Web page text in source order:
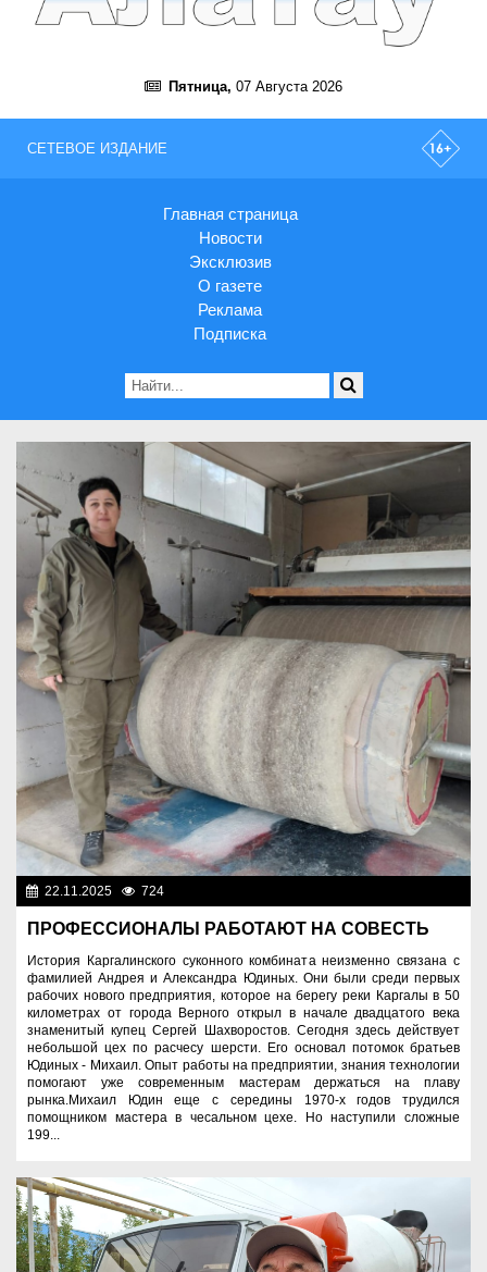
Пятница, 07 Августа 2026
СЕТЕВОЕ ИЗДАНИЕ
Главная страница
Новости
Эксклюзив
О газете
Реклама
Подписка
22.11.2025 724
ПРОФЕССИОНАЛЫ РАБОТАЮТ НА СОВЕСТЬ
История Каргалинского суконного комбината неизменно связана с
фамилией Андрея и Александра Юдиных. Они были среди первых
рабочих нового предприятия, которое на берегу реки Каргалы в 50
километрах от города Верного открыл в начале двадцатого века
знаменитый купец Сергей Шахворостов. Сегодня здесь действует
небольшой цех по расчесу шерсти. Его основал потомок братьев
Юдиных - Михаил. Опыт работы на предприятии, знания технологии
помогают уже современным мастерам держаться на плаву
рынка.Михаил Юдин еще с середины 1970-х годов трудился
помощником мастера в чесальном цехе. Но наступили сложные
199...